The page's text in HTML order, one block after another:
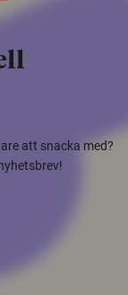
att snacka med?